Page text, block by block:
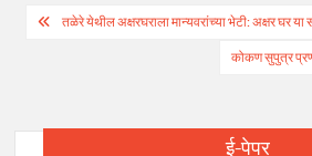
Postतळेरे येथील अक्षरघराला मान्यवरांच्या भेटी: अक्षर घर
कोकण सुपुत्र
ई-पेपर